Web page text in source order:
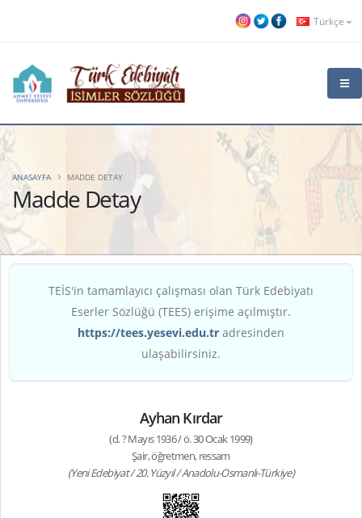
Türkçe
Madde Detay
ANASAYFA MADDE DETAY
TEİS'in tamamlayıcı çalışması olan Türk Edebiyatı
Eserler Sözlüğü (TEES) erişime açılmıştır.
https://tees.yesevi.edu.tr adresinden
ulaşabilirsiniz.
Ayhan Kırdar
(d. ? Mayıs 1936 / ö. 30 Ocak 1999)
Şair, öğretmen, ressam
(Yeni Edebiyat / 20. Yüzyıl / Anadolu-Osmanlı-Türkiye)